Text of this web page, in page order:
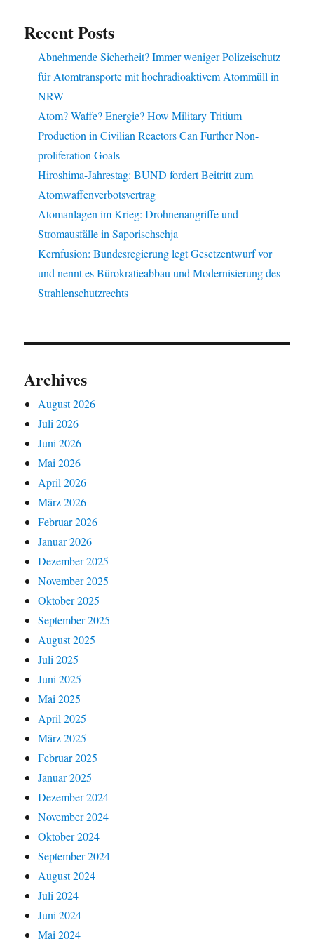
Recent Posts
Abnehmende Sicherheit? Immer weniger Polizeischutz
für Atomtransporte mit hochradioaktivem Atommüll in
NRW
Atom? Waffe? Energie? How Military Tritium
Production in Civilian Reactors Can Further Non-
proliferation Goals
Hiroshima-Jahrestag: BUND fordert Beitritt zum
Atomwaffenverbotsvertrag
Atomanlagen im Krieg: Drohnenangriffe und
Stromausfälle in Saporischschja
Kernfusion: Bundesregierung legt Gesetzentwurf vor
und nennt es Bürokratieabbau und Modernisierung des
Strahlenschutzrechts
Archives
August 2026
Juli 2026
Juni 2026
Mai 2026
April 2026
März 2026
Februar 2026
Januar 2026
Dezember 2025
November 2025
Oktober 2025
September 2025
August 2025
Juli 2025
Juni 2025
Mai 2025
April 2025
März 2025
Februar 2025
Januar 2025
Dezember 2024
November 2024
Oktober 2024
September 2024
August 2024
Juli 2024
Juni 2024
Mai 2024